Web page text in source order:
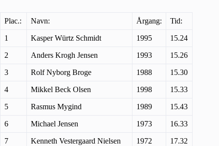
Plac.: Navn: Årgang: Tid:
1 Kasper Würtz Schmidt 1995 15.24
2 Anders Krogh Jensen 1993 15.26
3 Rolf Nyborg Broge 1988 15.30
4 Mikkel Beck Olsen 1998 15.33
5 Rasmus Mygind 1989 15.43
6 Michael Jensen 1973 16.33
7 Kenneth Vestergaard Nielsen 1972 17.32